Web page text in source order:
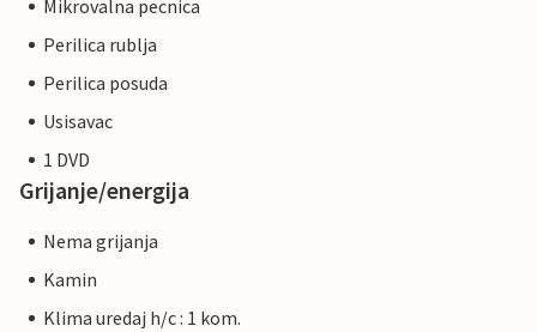
Mikrovalna pecnica
Perilica rublja
Perilica posuda
Usisavac
1 DVD
Grijanje/energija
Nema grijanja
Kamin
Klima uredaj h/c : 1 kom.